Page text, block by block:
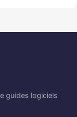
guides logiciels